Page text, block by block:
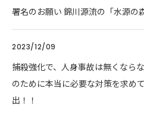
署名のお願い 錦川源流の「水源の
2023/12/09
捕殺強化で、人身事故は無くなら
のために本当に必要な対策を求め
出！！